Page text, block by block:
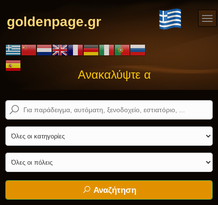
goldenpage.gr
Ανακαλύψτε αυτό που
Αναζήτηση